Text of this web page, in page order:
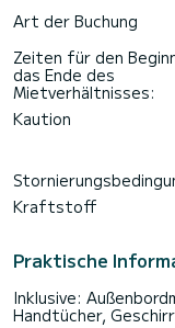
folgende
Geschirrspüler.
Wir laden Sie ein,
anzufordern. Wir
Art der Buchung
Zeiten für den
das Ende des
Mietverhältnisses:
Kaution
Kraftstoff
Praktische
Inklusive:
Handtücher,